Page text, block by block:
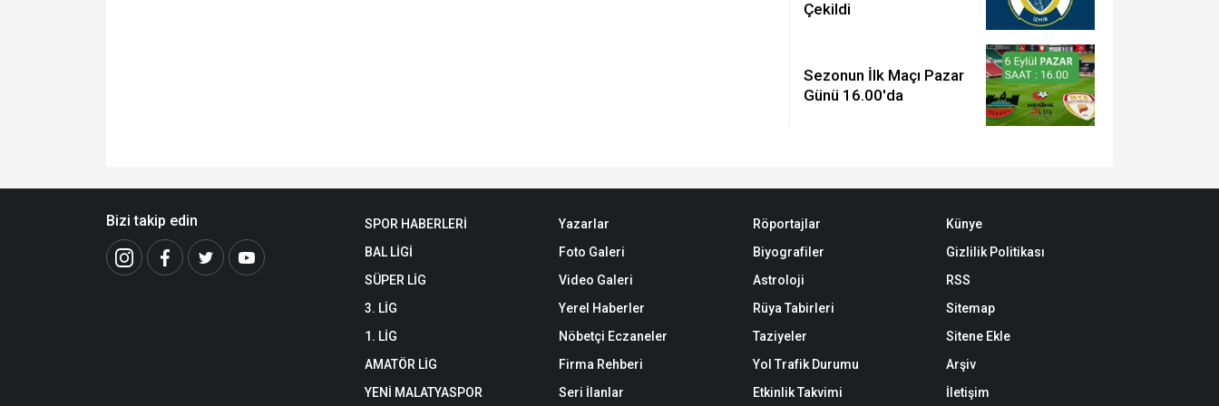
Çekildi
Sezonun İlk Maçı Pazar
Günü 16.00'da
Bizi takip edin
SPOR HABERLERİ
BAL LİGİ
SÜPER LİG
3. LİG
1. LİG
AMATÖR LİG
YENİ MALATYASPOR
Yazarlar
Foto Galeri
Video Galeri
Yerel Haberler
Nöbetçi Eczaneler
Firma Rehberi
Seri İlanlar
Röportajlar
Biyografiler
Astroloji
Rüya Tabirleri
Taziyeler
Yol Trafik Durumu
Etkinlik Takvimi
Künye
Gizlilik Politikası
RSS
Sitemap
Sitene Ekle
Arşiv
İletişim